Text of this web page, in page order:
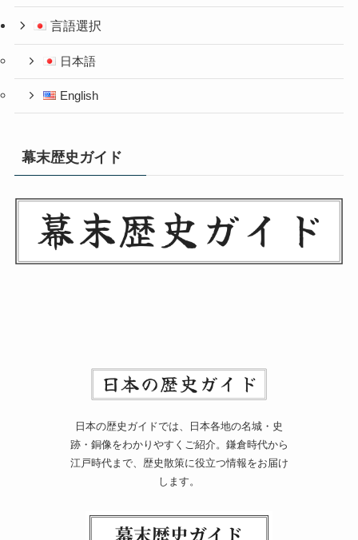
言語選択
日本語
English
幕末歴史ガイド
日本の歴史ガイドでは、日本各地の名城・史
跡・銅像をわかりやすくご紹介。鎌倉時代から
江戸時代まで、歴史散策に役立つ情報をお届け
します。